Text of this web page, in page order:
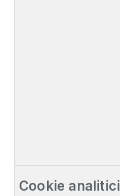
Cookie analitici